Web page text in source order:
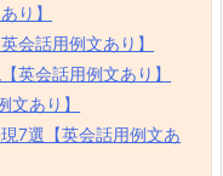
り】
会話用例文あり】
英会話用例文あり】
文あり】
7選【英会話用例文あ